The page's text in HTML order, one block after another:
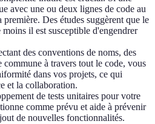
avec une ou deux lignes de code au
Des études suggèrent que le
il est susceptible d'engendrer
des conventions de noms, des
commune à travers tout le code, vous
dans vos projets, ce qui
et la collaboration.
de tests unitaires pour votre
comme prévu et aide à prévenir
de nouvelles fonctionnalités.